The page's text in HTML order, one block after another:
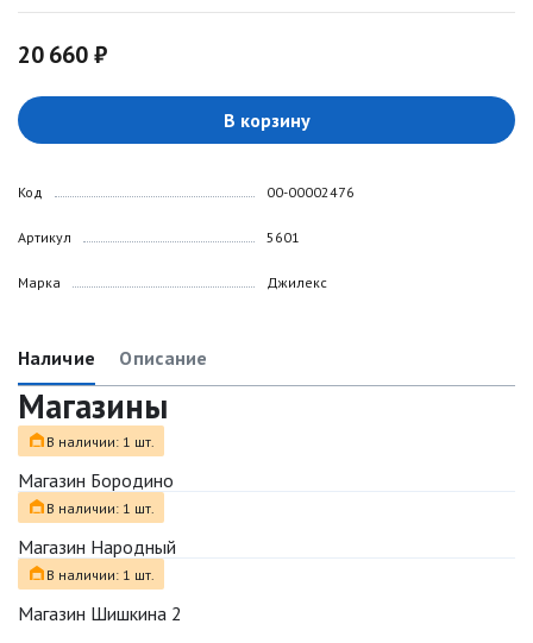
20 660 ₽
В корзину
Код
Артикул
Марка
00-00002476
5601
Джилекс
Наличие Описание
Магазины
В наличии: 1 шт.
Магазин Бородино
В наличии: 1 шт.
Магазин Народный
В наличии: 1 шт.
Магазин Шишкина 2